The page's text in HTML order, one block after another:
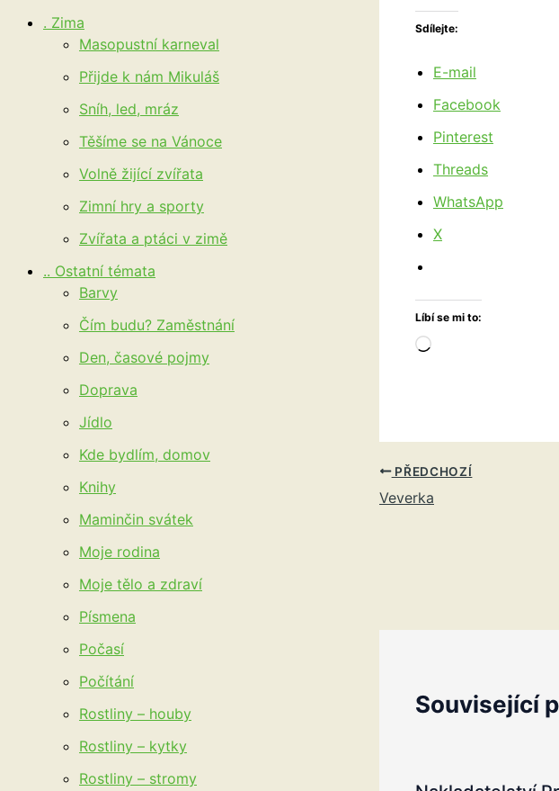
. Zima
Masopustní karneval
Přijde k nám Mikuláš
Sníh, led, mráz
Těšíme se na Vánoce
Volně žijící zvířata
Zimní hry a sporty
Zvířata a ptáci v zimě
.. Ostatní témata
Barvy
Čím budu? Zaměstnání
Den, časové pojmy
Doprava
Jídlo
Kde bydlím, domov
Knihy
Maminčin svátek
Moje rodina
Moje tělo a zdraví
Písmena
Počasí
Počítání
Rostliny – houby
Rostliny – kytky
Rostliny – stromy
Sdílejte:
E-mail
Facebook
Pinterest
Threads
WhatsApp
X
Líbí se mi to:
Načítání…
PŘEDCHOZÍ
Veverka
Související